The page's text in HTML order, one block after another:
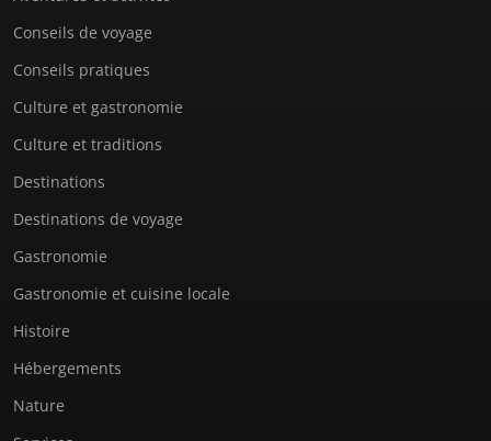
Conseils de voyage
Conseils pratiques
Culture et gastronomie
Culture et traditions
Destinations
Destinations de voyage
Gastronomie
Gastronomie et cuisine locale
Histoire
Hébergements
Nature